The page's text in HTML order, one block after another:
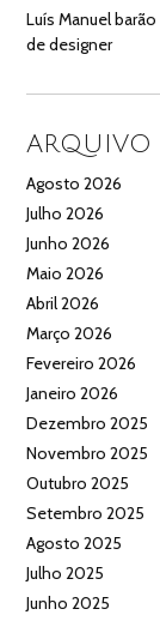
Luís Manuel barão
de designer
ARQUIVO
Agosto 2026
Julho 2026
Junho 2026
Maio 2026
Abril 2026
Março 2026
Fevereiro 2026
Janeiro 2026
Dezembro 2025
Novembro 2025
Outubro 2025
Setembro 2025
Agosto 2025
Julho 2025
Junho 2025